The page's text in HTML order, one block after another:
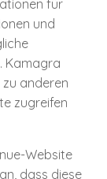
für
und
Kamagra
anderen
zugreifen
Website
dass diese